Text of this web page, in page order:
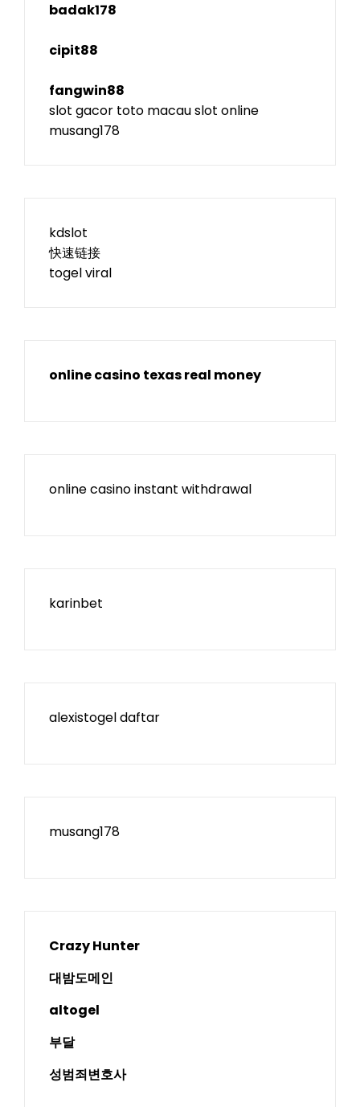
badak178
cipit88
fangwin88
slot gacor toto macauslot online
musang178
kdslot
快速链接
togel viral
online casino texas real money
online casino instant withdrawal
karinbet
alexistogel daftar
musang178
Crazy Hunter
대밤도메인
altogel
부달
성범죄변호사